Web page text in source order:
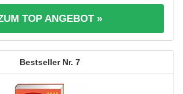
TOP ANGEBOT »
7